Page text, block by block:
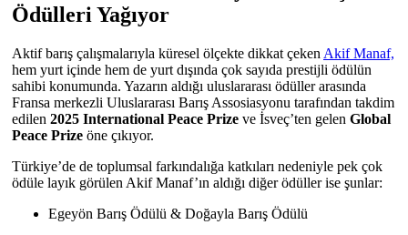
Ödülleri Yağıyor
Aktif barış çalışmalarıyla küresel ölçekte dikkat çeken Akif Manaf,
hem yurt içinde hem de yurt dışında çok sayıda prestijli ödülün
sahibi konumunda. Yazarın aldığı uluslararası ödüller arasında
Fransa merkezli Uluslararası Barış Assosiasyonu tarafından takdim
edilen 2025 International Peace Prize ve İsveç’ten gelen Global
Peace Prize öne çıkıyor.
Türkiye’de de toplumsal farkındalığa katkıları nedeniyle pek çok
ödüle layık görülen Akif Manaf’ın aldığı diğer ödüller ise şunlar:
Egeyön Barış Ödülü & Doğayla Barış Ödülü